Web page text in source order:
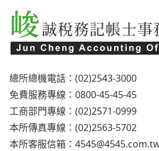
總所總機電話：(02)2543-3000
免費服務專線：0800-45-45-45
工商部門專線：(02)2571-0999
本所傳真專線：(02)2563-5702
本所客服信箱：